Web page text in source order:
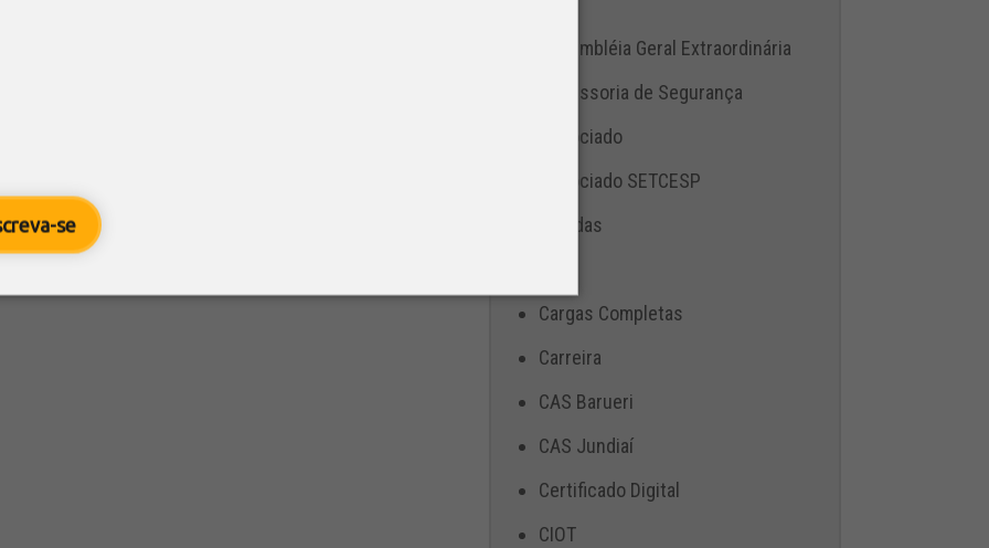
se
Assembléia Geral Extraordinária
Assessoria de Segurança
Associado
Associado SETCESP
Bebidas
Cargas Completas
Carreira
CAS Barueri
CAS Jundiaí
Certificado Digital
CIOT